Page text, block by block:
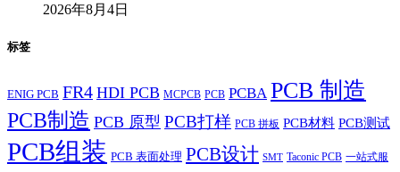
2026年8月4日
标签
ENIG PCB FR4 HDI PCB MCPCB PCB PCBA PCB 制造
PCB制造 PCB 原型 PCB打样 PCB 拼板 PCB材料 PCB测试
PCB组装 PCB 表面处理 PCB设计 SMT Taconic PCB 一站式服